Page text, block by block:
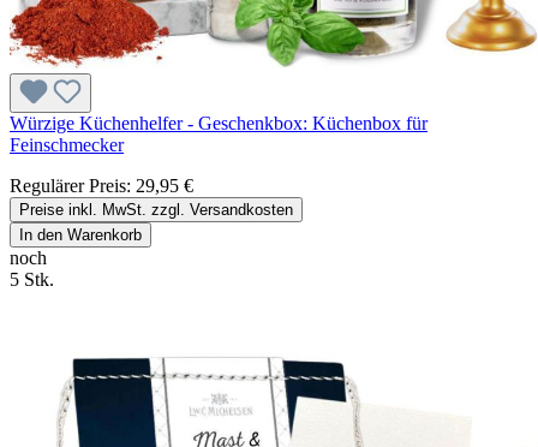
Würzige Küchenhelfer - Geschenkbox: Küchenbox für
Feinschmecker
Regulärer Preis: 29,95 €
Preise inkl. MwSt. zzgl. Versandkosten
In den Warenkorb
noch
5 Stk.